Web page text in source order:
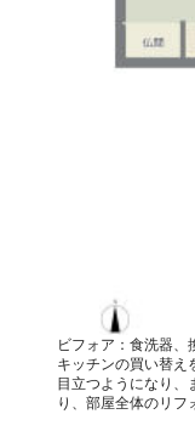
ビフォア：食洗器、
キッチンの買い替え
目立つようになり、
り、部屋全体のリフ